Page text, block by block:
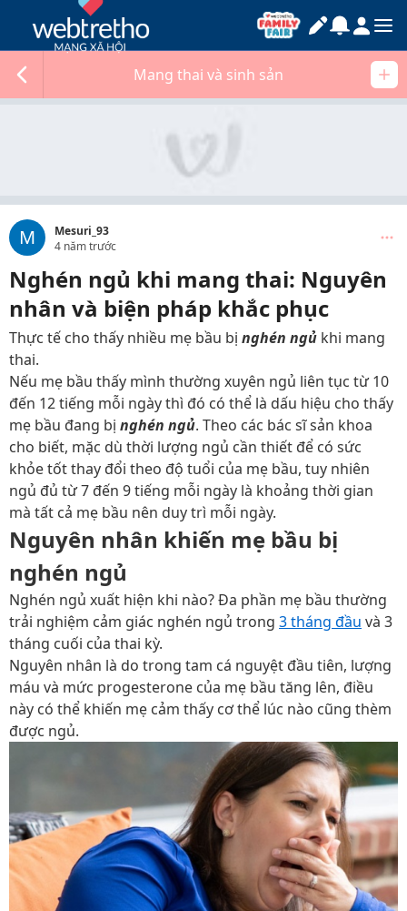
Mang thai và sinh sản
M
Mesuri_93
4 năm trước
Nghén ngủ khi mang thai: Nguyên
nhân và biện pháp khắc phục
Thực tế cho thấy nhiều mẹ bầu bị nghén ngủ khi mang
thai.
Nếu mẹ bầu thấy mình thường xuyên ngủ liên tục từ 10
đến 12 tiếng mỗi ngày thì đó có thể là dấu hiệu cho thấy
mẹ bầu đang bị nghén ngủ. Theo các bác sĩ sản khoa
cho biết, mặc dù thời lượng ngủ cần thiết để có sức
khỏe tốt thay đổi theo độ tuổi của mẹ bầu, tuy nhiên
ngủ đủ từ 7 đến 9 tiếng mỗi ngày là khoảng thời gian
mà tất cả mẹ bầu nên duy trì mỗi ngày.
Nguyên nhân khiến mẹ bầu bị
nghén ngủ
Nghén ngủ xuất hiện khi nào?Đa phần mẹ bầu thường
trải nghiệm cảm giác nghén ngủ trong 3 tháng đầu và 3
tháng cuối của thai kỳ.
Nguyên nhân là do trong tam cá nguyệt đầu tiên, lượng
máu và mức progesterone của mẹ bầu tăng lên, điều
này có thể khiến mẹ cảm thấy cơ thể lúc nào cũng thèm
được ngủ.